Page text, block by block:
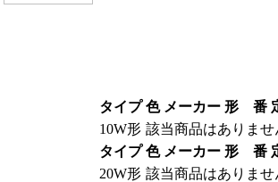
タイプ 色 メーカー 形 番
10W形 該当商品はありませ
タイプ 色 メーカー 形 番
20W形 該当商品はありませ